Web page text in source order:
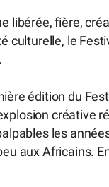
libérée, fière,
culturelle, le
édition du
créative
les
aux Africains.